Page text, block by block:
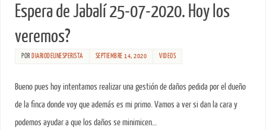
Espera de Jabalí 25-07-2020. Hoy los
veremos?
POR DIARIODEUNESPERISTA SEPTIEMBRE 14, 2020 VIDEOS
Bueno pues hoy intentamos realizar una gestión de daños pedida por el dueño
de la finca donde voy que además es mi primo. Vamos a ver si dan la cara y
podemos ayudar a que los daños se minimicen…